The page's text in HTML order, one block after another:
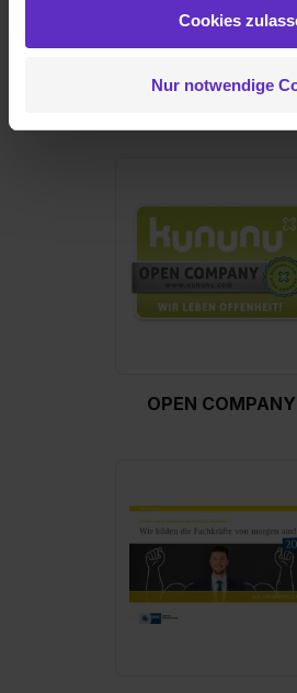
zulassen“ stimmst du dem Setzen
einverstanden, dass dir nach
Inhalte (z.B. Videos oder Posts)
erforderliche personenbezogene
Dienste, ggfs. mit Sitz in den USA,
Eine Erlaubnis hierfür kannst du
Auswahl über die Checkboxen und
zur Übermittlung deiner Daten in
S. 1 lit. a) DS-GVO). Die USA
angemessenes
II). Du kannst die von dir erteilte
Wirkung für die Zukunft ganz oder
Cookies
Nur notwendige
TOP COMPANY
OPEN COMPANY